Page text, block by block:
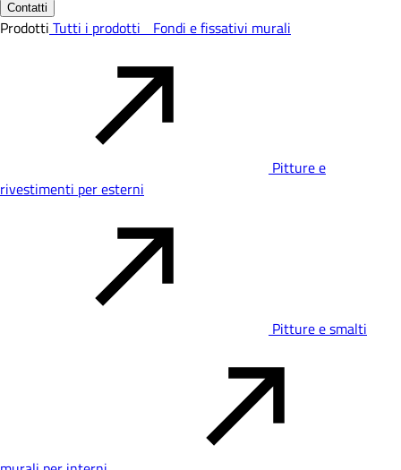
Contatti
Prodotti Tutti i prodotti Fondi e fissativi murali
Pitture e
rivestimenti per esterni
Pitture e smalti